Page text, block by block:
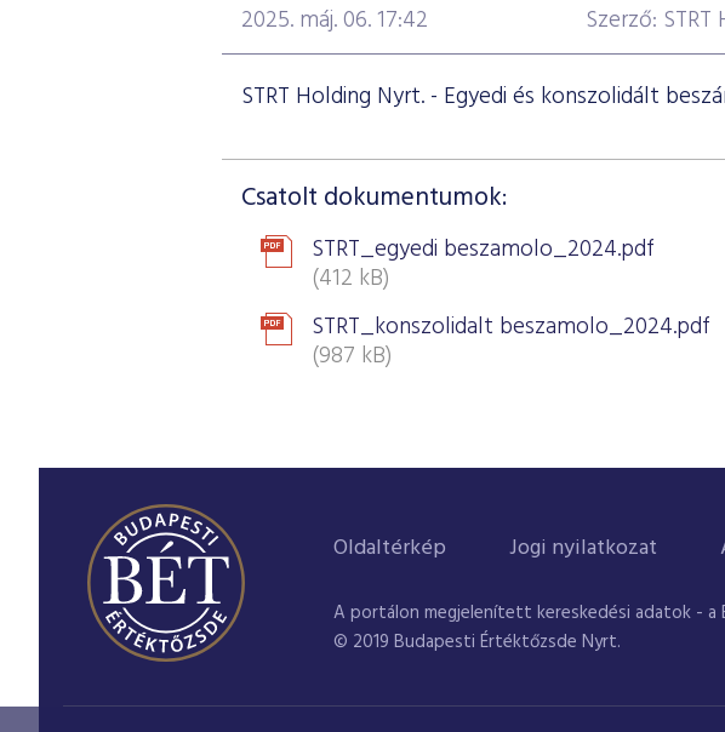
2025. máj. 06. 17:42 Szerző:
STRT Holding Nyrt. - Egyedi és konszolidált
Csatolt dokumentumok:
STRT_egyedi beszamolo_2024.pdf
(412 kB)
STRT_konszolidalt beszamolo_2024.pdf
(987 kB)
Oldaltérkép Jogi nyilatkozat
A portálon megjelenített kereskedési adatok - a
© 2019 Budapesti Értéktőzsde Nyrt.